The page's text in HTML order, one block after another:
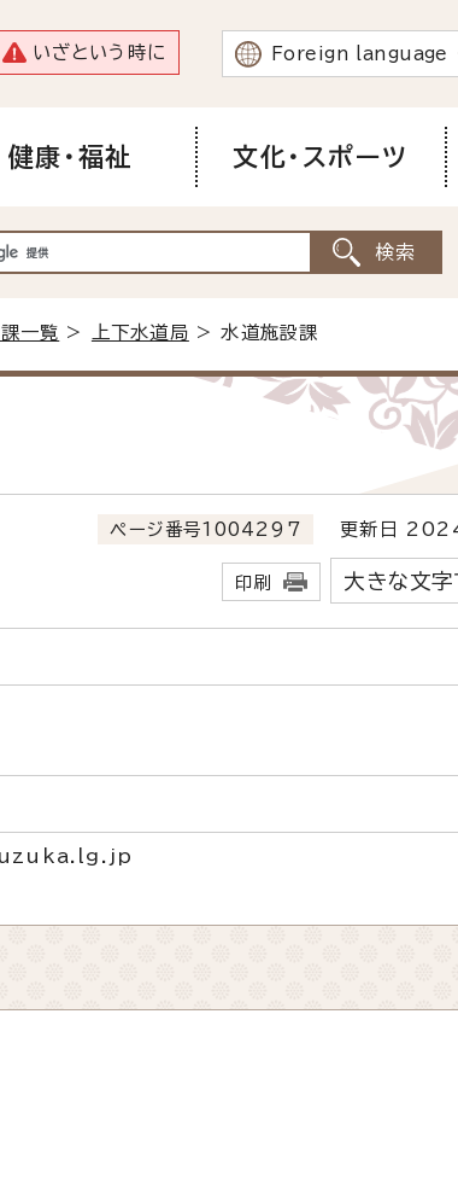
いざという時に Foreign language
健康・福祉 文化・スポーツ
一覧 > 上下水道局 > 水道施設課
ページ番号1004297 更新日
印刷 大きな文字